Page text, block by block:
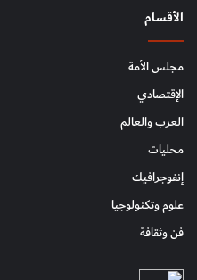
الأقسام
مجلس الأمة
الإقتصادي
العرب والعالم
محليات
إنفوجرافيك
علوم وتكنولوجيا
فن وثقافة